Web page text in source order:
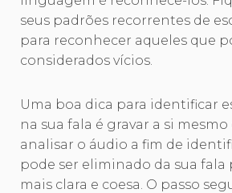
seus padrões recorrentes de
para reconhecer aqueles que
considerados vícios.
Uma boa dica para identificar
na sua fala é gravar a si
analisar o áudio a fim de
pode ser eliminado da sua fala
mais clara e coesa. O passo